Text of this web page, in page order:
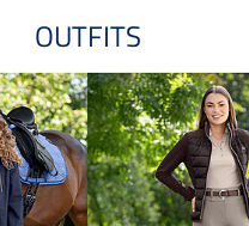
OUTFITS